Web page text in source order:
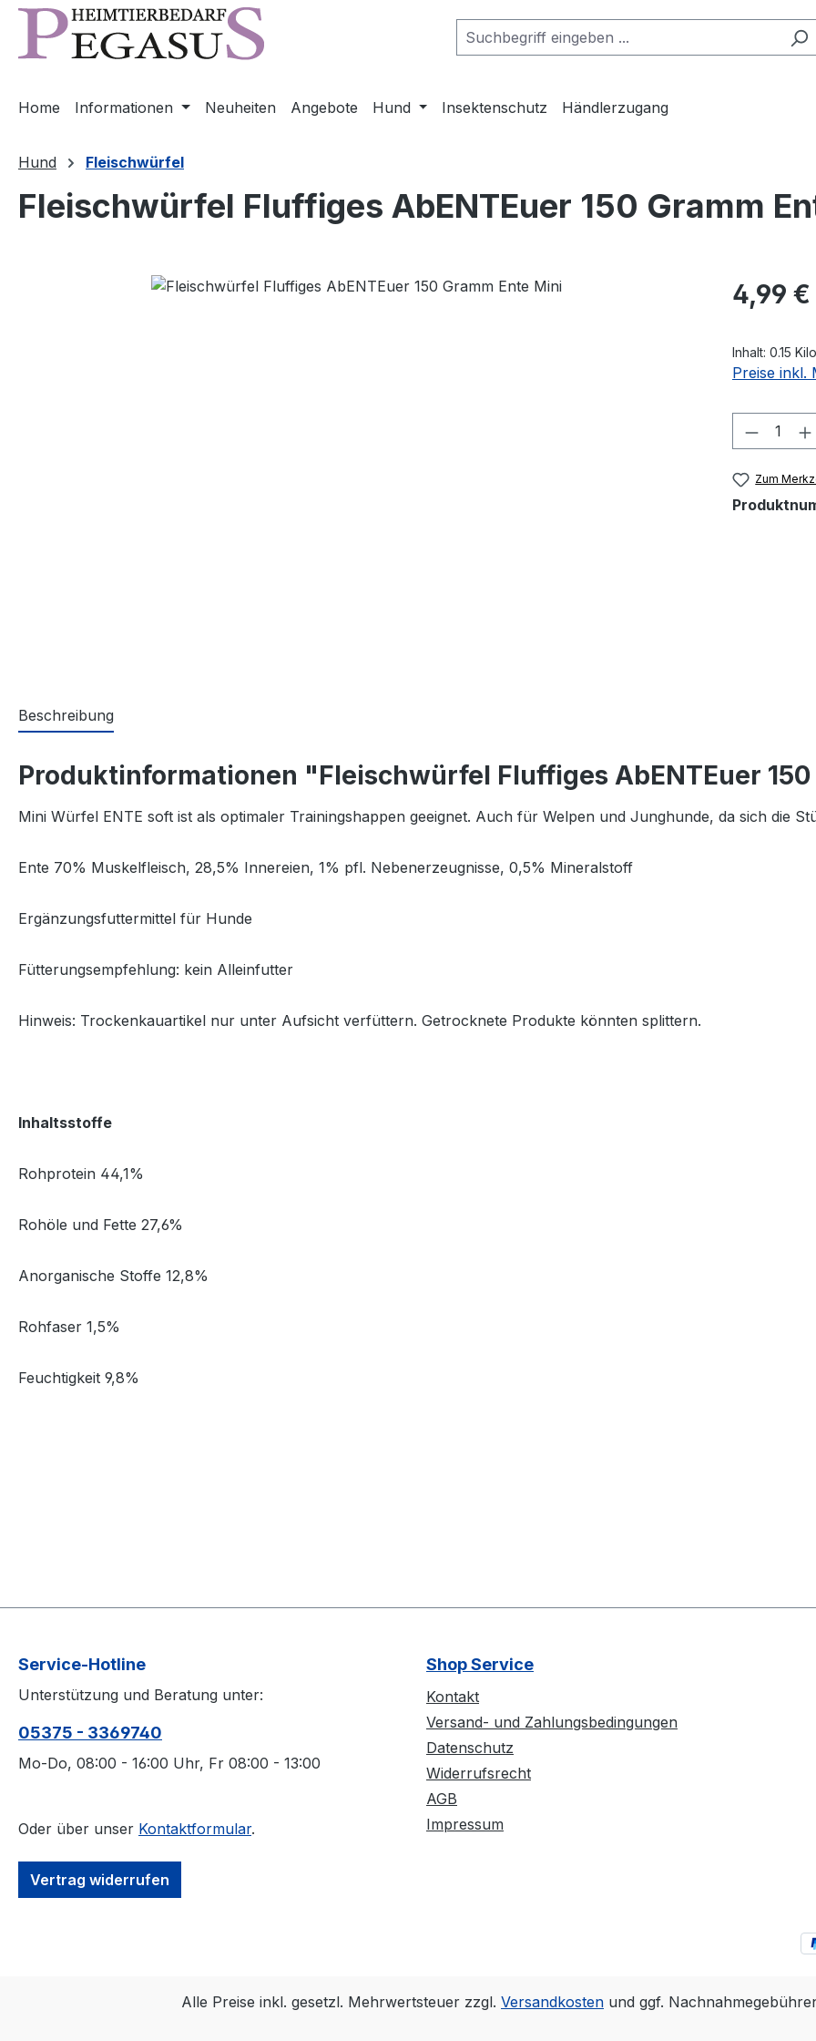
Hauptinhalt springen
Zur Suche springen
Zur Hauptnavigation springen
Home Informationen Neuheiten Angebote Hund Insektenschutz Händlerzugang
Hund Fleischwürfel
Fleischwürfel Fluffiges AbENTEuer 150 Gramm
Bildergalerie überspringen Regulärer
4,99 €
Inhalt: 0.15
Preise inkl.
Zum
Beschreibung
Produktinformationen "Fleischwürfel Fluffiges AbENTEuer
Mini Würfel ENTE soft ist als optimaler Trainingshappen geeignet. Auch für Welpen und Junghunde, da sich die
Ente 70% Muskelfleisch, 28,5% Innereien, 1% pfl. Nebenerzeugnisse, 0,5% Mineralstoff
Ergänzungsfuttermittel für Hunde
Fütterungsempfehlung: kein Alleinfutter
Hinweis: Trockenkauartikel nur unter Aufsicht verfüttern. Getrocknete Produkte könnten splittern.
Inhaltsstoffe
Rohprotein 44,1%
Rohöle und Fette 27,6%
Anorganische Stoffe 12,8%
Rohfaser 1,5%
Feuchtigkeit 9,8%
Service-Hotline
Unterstützung und Beratung unter:
05375 - 3369740
Mo-Do, 08:00 - 16:00 Uhr, Fr 08:00 - 13:00
Oder über unser Kontaktformular.
Vertrag widerrufen
Shop Service
Kontakt
Versand- und Zahlungsbedingungen
Datenschutz
Widerrufsrecht
AGB
Impressum
Alle Preise inkl. gesetzl. Mehrwertsteuer zzgl. Versandkosten und ggf.